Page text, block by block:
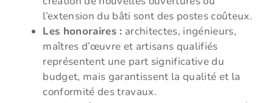
l’extension du bâti sont des postes coûteux.
Les honoraires : architectes, ingénieurs,
maîtres d’œuvre et artisans qualifiés
représentent une part significative du
budget, mais garantissent la qualité et la
conformité des travaux.